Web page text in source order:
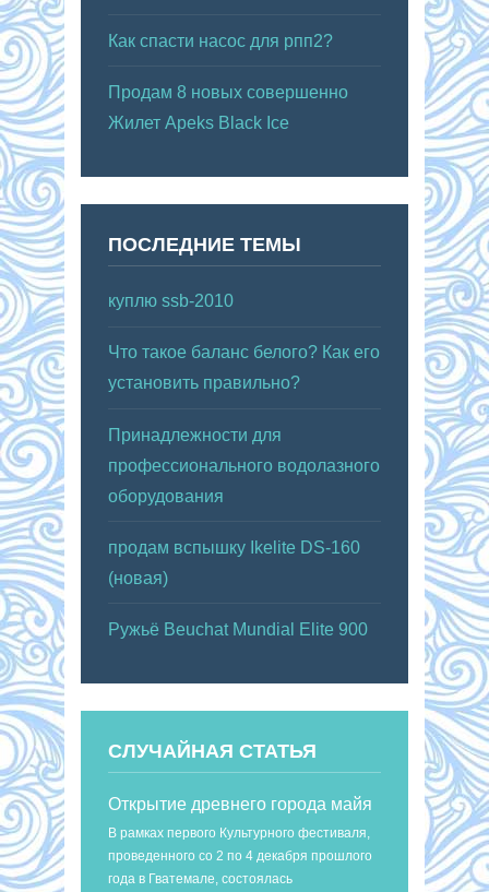
Как спасти насос для рпп2?
Продам 8 новых совершенно
Жилет Apeks Black Ice
ПОСЛЕДНИЕ ТЕМЫ
куплю ssb-2010
Что такое баланс белого? Как его
установить правильно?
Принадлежности для
профессионального водолазного
оборудования
продам вспышку Ikelite DS-160
(новая)
Ружьё Beuchat Mundial Elite 900
СЛУЧАЙНАЯ СТАТЬЯ
Открытие древнего города майя
В рамках первого Культурного фестиваля,
проведенного со 2 по 4 декабря прошлого
года в Гватемале, состоялась